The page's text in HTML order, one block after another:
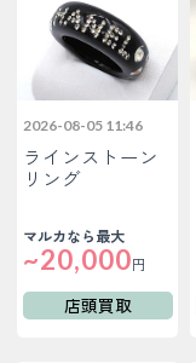
2026-08-05 11:46
ラインストーン
リング
マルカなら最大
~20,000円
店頭買取